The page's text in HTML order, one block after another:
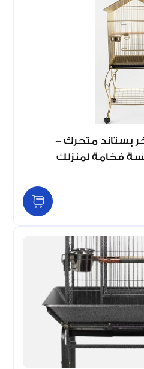
بستاند متحرك –
فخامة لمنزلك